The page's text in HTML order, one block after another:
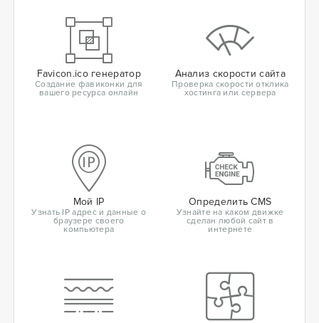
Favicon.ico генератор
Создание фавиконки для
вашего ресурса онлайн
Анализ скорости сайта
Проверка скорости отклика
хостинга или сервера
Мой IP
Узнать IP адрес и данные о
браузере своего
компьютера
Определить CMS
Узнайте на каком движке
сделан любой сайт в
интернете